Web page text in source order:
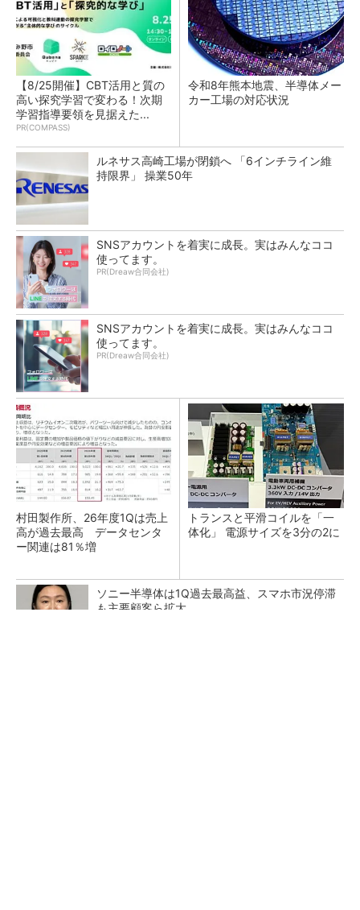
【8/25開催】CBT活用と質の
高い探究学習で変わる！次期
学習指導要領を見据えた...
PR(COMPASS)
令和8年熊本地震、半導体メー
カー工場の対応状況
ルネサス高崎工場が閉鎖へ 「6インチライン維
持限界」 操業50年
SNSアカウントを着実に成長。実はみんなココ
使ってます。
PR(Dreaw合同会社)
SNSアカウントを着実に成長。実はみんなココ
使ってます。
PR(Dreaw合同会社)
村田製作所、26年度1Qは売上
高が過去最高 データセンタ
ー関連は81％増
トランスと平滑コイルを「一
体化」 電源サイズを3分の2に
ソニー半導体は1Q過去最高益、スマホ市況停滞
も主要顧客ら拡大